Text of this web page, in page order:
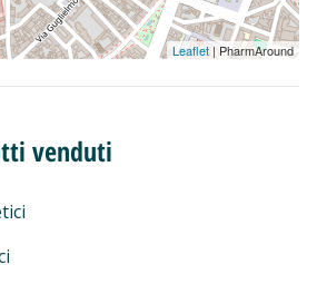
Leaflet| PharmAround
venduti